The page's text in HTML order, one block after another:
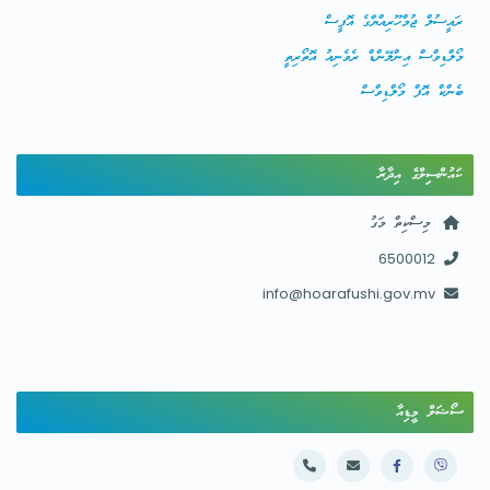
ރައީސުލް ޖުމްހޫރިއްޔާގެ އޮފީސް
މޯލްޑިވްސް އިންލޭންޑް ރެވެނިއު އޮތޯރިތީ
ބެންކް އޮފް މޯލްޑިވްސް
ކައުންސިލްގެ އިދާރާ
މިސްކިތް މަގު
6500012
info@hoarafushi.gov.mv
ސޯޝަލް މީޑިއާ